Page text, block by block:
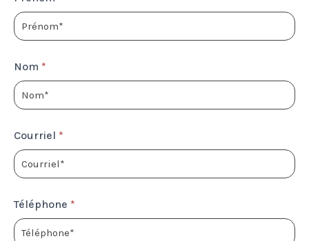
vous
Nom *
Courriel *
Téléphone *